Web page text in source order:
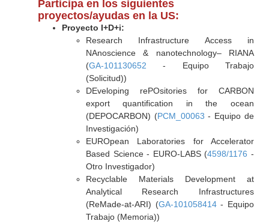
Participa en los siguientes
proyectos/ayudas en la US:
Proyecto I+D+i:
Research Infrastructure Access in
NAnoscience & nanotechnology– RIANA
(GA-101130652 - Equipo Trabajo
(Solicitud))
DEveloping rePOsitories for CARBON
export quantification in the ocean
(DEPOCARBON) (PCM_00063 - Equipo de
Investigación)
EUROpean Laboratories for Accelerator
Based Science - EURO-LABS (4598/1176 -
Otro Investigador)
Recyclable Materials Development at
Analytical Research Infrastructures
(ReMade-at-ARI) (GA-101058414- Equipo
Trabajo (Memoria))